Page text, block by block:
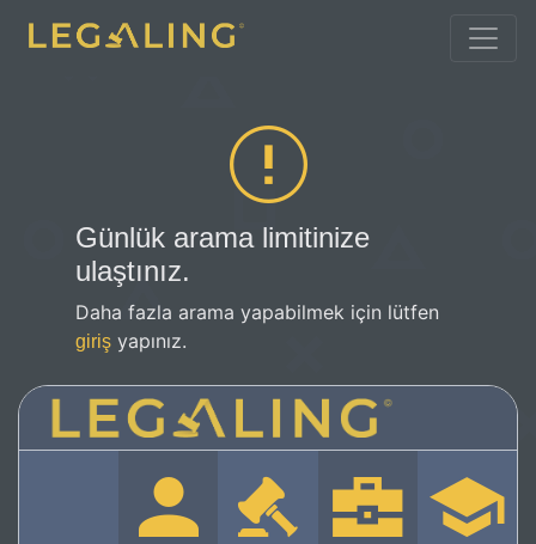
Günlük arama limitinize
ulaştınız.
Daha fazla arama yapabilmek için lütfen
giriş yapınız.